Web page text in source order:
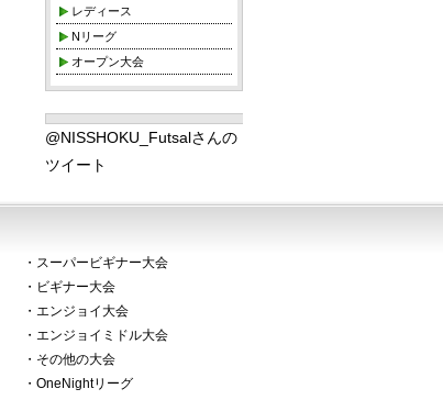
レディース
Nリーグ
オープン大会
@NISSHOKU_Futsalさんの
ツイート
・ スーパービギナー大会
・ ビギナー大会
・ エンジョイ大会
・ エンジョイミドル大会
・ その他の大会
・ OneNightリーグ